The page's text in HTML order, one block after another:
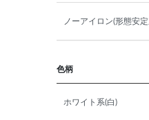
ノーアイロン(形態安
色柄
ホワイト系(白)